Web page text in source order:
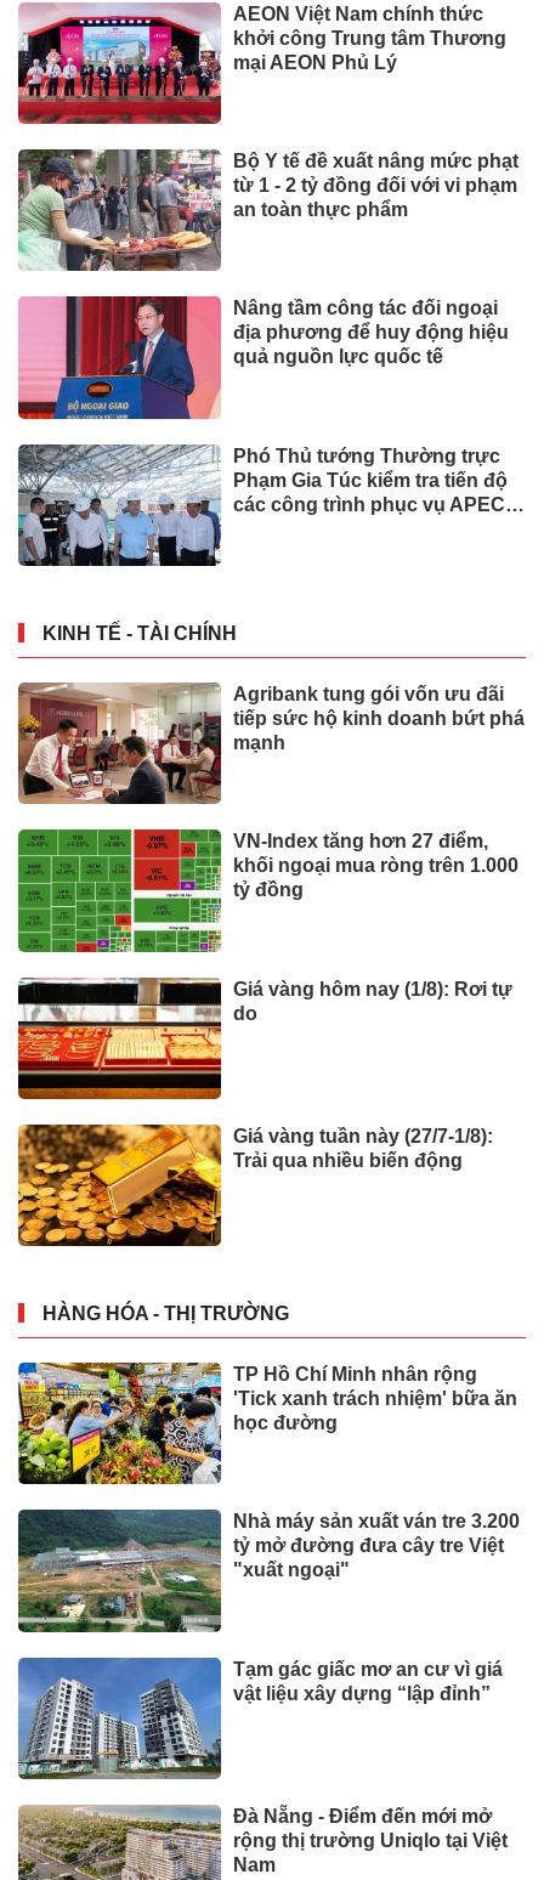
AEON Việt Nam chính thức
khởi công Trung tâm Thương
mại AEON Phủ Lý
Bộ Y tế đề xuất nâng mức phạt
từ 1 - 2 tỷ đồng đối với vi phạm
an toàn thực phẩm
Nâng tầm công tác đối ngoại
địa phương để huy động hiệu
quả nguồn lực quốc tế
Phó Thủ tướng Thường trực
Phạm Gia Túc kiểm tra tiến độ
các công trình phục vụ APEC
KINH TẾ - TÀI CHÍNH
Agribank tung gói vốn ưu đãi
tiếp sức hộ kinh doanh bứt phá
mạnh
VN-Index tăng hơn 27 điểm,
khối ngoại mua ròng trên 1.000
tỷ đồng
Giá vàng hôm nay (1/8): Rơi tự
do
Giá vàng tuần này (27/7-1/8):
Trải qua nhiều biến động
HÀNG HÓA - THỊ TRƯỜNG
TP Hồ Chí Minh nhân rộng
'Tick xanh trách nhiệm' bữa ăn
học đường
Nhà máy sản xuất ván tre 3.200
tỷ mở đường đưa cây tre Việt
"xuất ngoại"
Tạm gác giấc mơ an cư vì giá
vật liệu xây dựng “lập đỉnh”
Đà Nẵng - Điểm đến mới mở
rộng thị trường Uniqlo tại Việt
Nam